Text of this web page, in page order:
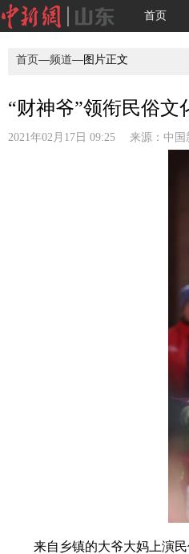
首页
首页—频道—图片正文
“财神爷”领衔民俗文
2021年02月17日 09:25 来源： 中国
来自乡镇的大爷大妈上演